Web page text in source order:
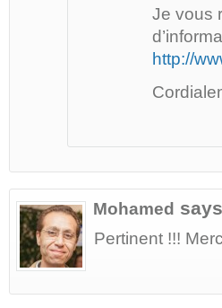
Je vous
http://
Mohamed
Pertinent !!!